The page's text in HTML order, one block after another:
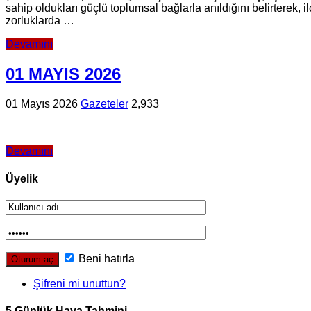
sahip oldukları güçlü toplumsal bağlarla anıldığını belirterek,
zorluklarda …
Devamını
01 MAYIS 2026
01 Mayıs 2026 Gazeteler 2,933
Devamını
Üyelik
Beni hatırla
Şifreni mi unuttun?